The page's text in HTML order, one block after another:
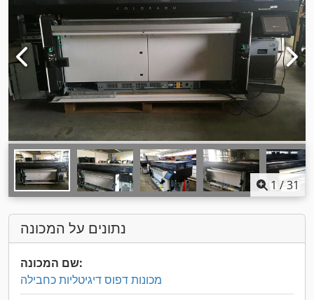
1 /31
נתונים על המכונה
שם המכונה:
מכונות דפוס דיגיטליות כחבילה